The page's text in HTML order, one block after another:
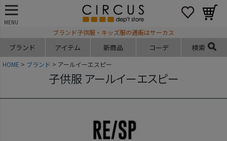
MENU
ブランド子供服・キッズ服の通販はサーカス
ブランド アイテム 新商品 コーデ 検索
HOME ブランド アールイーエスピー
子供服 アールイーエスピー